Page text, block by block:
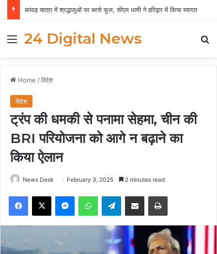
कांवड़ यात्रा में श्रद्धालुओं पर बरसे फूल, सीएम धामी ने हरिद्वार में किया स्वागत
Menu
24 Digital News
Home /विदेश
विदेश
ट्रंप की धमकी से पनामा सेहमा, चीन की
BRI परियोजना को आगे न बढ़ाने का
किया ऐलान
News Desk February 3, 2025 2 minutes read
Facebook
X MessengerWhatsAppTelegramShare via Email Print